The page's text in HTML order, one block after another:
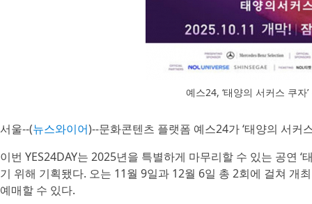
예스24, ‘태양의 서커스 쿠자
서울--(뉴스와이어)--문화콘텐츠 플랫폼 예스24가 ‘태양의 서커
이번 YES24DAY는 2025년을 특별하게 마무리할 수 있는 공연
기 위해 기획됐다. 오는 11월 9일과 12월 6일 총 2회에 걸쳐 개
예매할 수 있다.